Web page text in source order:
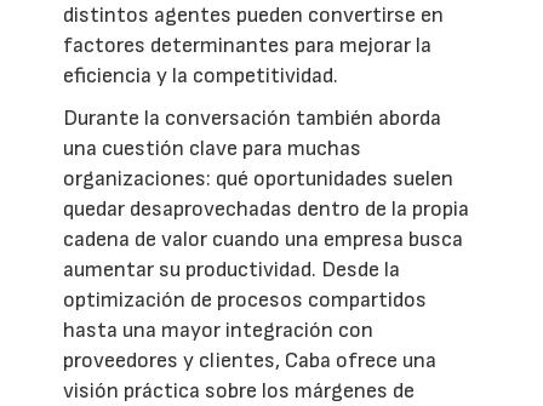
distintos agentes pueden convertirse en
factores determinantes para mejorar la
eficiencia y la competitividad.
Durante la conversación también aborda
una cuestión clave para muchas
organizaciones: qué oportunidades suelen
quedar desaprovechadas dentro de la propia
cadena de valor cuando una empresa busca
aumentar su productividad. Desde la
optimización de procesos compartidos
hasta una mayor integración con
proveedores y clientes, Caba ofrece una
visión práctica sobre los márgenes de